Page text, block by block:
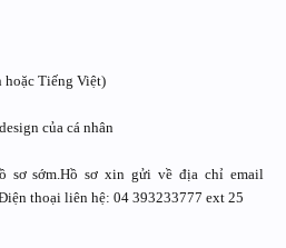
hoặc Tiếng Việt)
của cá nhân
sơ sớm.Hồ sơ xin gửi về địa chỉ email
thoại liên hệ: 04 393233777 ext 25